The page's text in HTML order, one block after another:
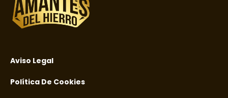
Aviso Legal
Política De Cookies